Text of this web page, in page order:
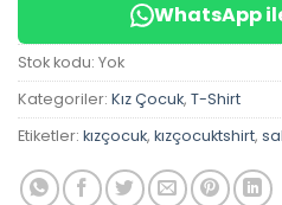
WhatsApp
Stok kodu: Yok
Kategoriler: Kız Çocuk, T-Shirt
Etiketler: kızçocuk, kızçocuktshirt,